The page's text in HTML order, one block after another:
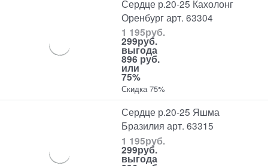
Сердце р.20-25 Кахолонг
Оренбург арт. 63304
1 195руб.
299руб.
выгода
896 руб.
или
75%
Скидка 75%
Сердце р.20-25 Яшма
Бразилия арт. 63315
1 195руб.
299руб.
выгода